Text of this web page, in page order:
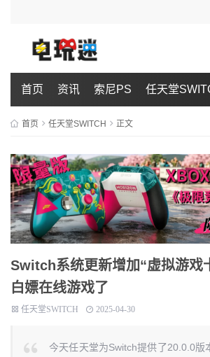
首页 资讯 索尼PS 任天堂
首页 任天堂SWITCH 正文
Switch系统更新增加“虚拟游戏
白嫖在线游戏了
任天堂SWITCH 2025-04-30
今天任天堂为Switch提供了20.0.0版